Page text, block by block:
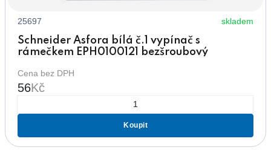
25697 skladem
Schneider Asfora bílá č.1 vypínač s
rámečkem EPH0100121 bezšroubový
Cena bez DPH
56Kč
Koupit